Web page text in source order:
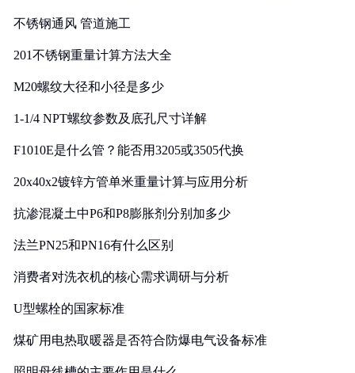
不锈钢通风 管道施工
201不锈钢重量计算方法大全
M20螺纹大径和小径是多少
1-1/4 NPT螺纹参数及底孔尺寸详解
F1010E是什么管？能否用3205或3505代换
20x40x2镀锌方管单米重量计算与应用分析
抗渗混凝土中P6和P8膨胀剂分别加多少
法兰PN25和PN16有什么区别
消费者对洗衣机的核心需求调研与分析
U型螺栓的国家标准
煤矿用电热取暖器是否符合防爆电气设备标准